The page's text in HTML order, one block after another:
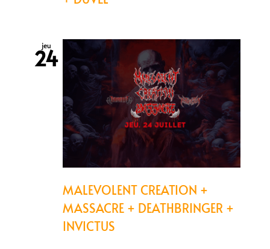
jeu
24
MALEVOLENT CREATION +
MASSACRE + DEATHBRINGER +
INVICTUS